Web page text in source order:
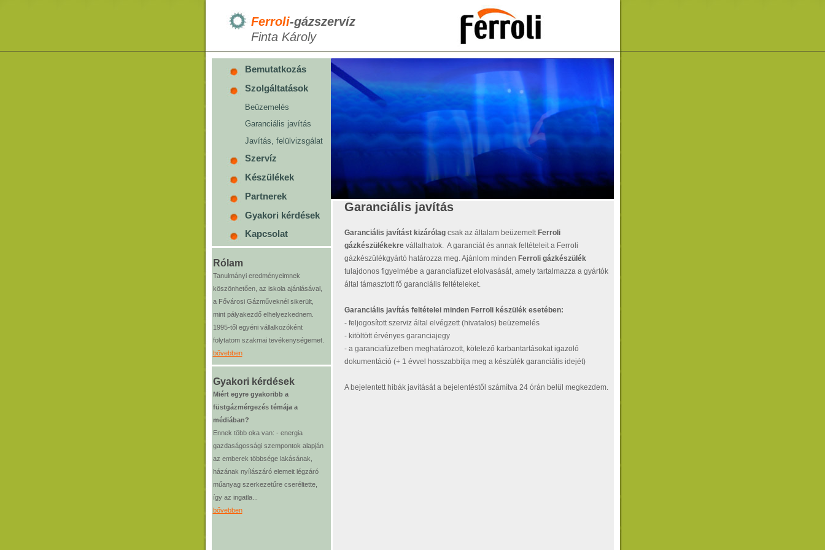
Ferroli-gázszervíz
Finta Károly
Bemutatkozás
Szolgáltatások
Beüzemelés
Garanciális javítás
Javítás, felülvizsgálat
Szervíz
Készülékek
Partnerek
Gyakori kérdések
Kapcsolat
Rólam
Tanulmányi eredményeimnek
köszönhetően, az iskola ajánlásával,
a Fővárosi Gázműveknél sikerült,
mint pályakezdő elhelyezkednem.
1995-től egyéni vállalkozóként
folytatom szakmai tevékenységemet.
bővebben
Gyakori kérdések
Miért egyre gyakoribb a
füstgázmérgezés témája a
médiában?
Ennek több oka van: - energia
gazdaságossági szempontok alapján
az emberek többsége lakásának,
házának nyílászáró elemeit légzáró
műanyag szerkezetűre cseréltette,
így az ingatla...
bővebben
Garanciális javítás
Garanciális javítást kizárólag csak az általam beüzemelt Ferroli
gázkészülékekrevállalhatok. A garanciát és annak feltételeit a Ferroli
gázkészülékgyártó határozza meg. Ajánlom minden Ferroli gázkészülék
tulajdonos figyelmébe a garanciafüzet elolvasását, amely tartalmazza a gyártók
által támasztott fő garanciális feltételeket.
Garanciális javítás feltételei minden Ferroli készülék esetében:
- feljogosított szerviz által elvégzett (hivatalos) beüzemelés
- kitöltött érvényes garanciajegy
- a garanciafüzetben meghatározott, kötelező karbantartásokat igazoló
dokumentáció (+ 1 évvel hosszabbítja meg a készülék garanciális idejét)
A bejelentett hibák javítását a bejelentéstől számítva 24 órán belül megkezdem.